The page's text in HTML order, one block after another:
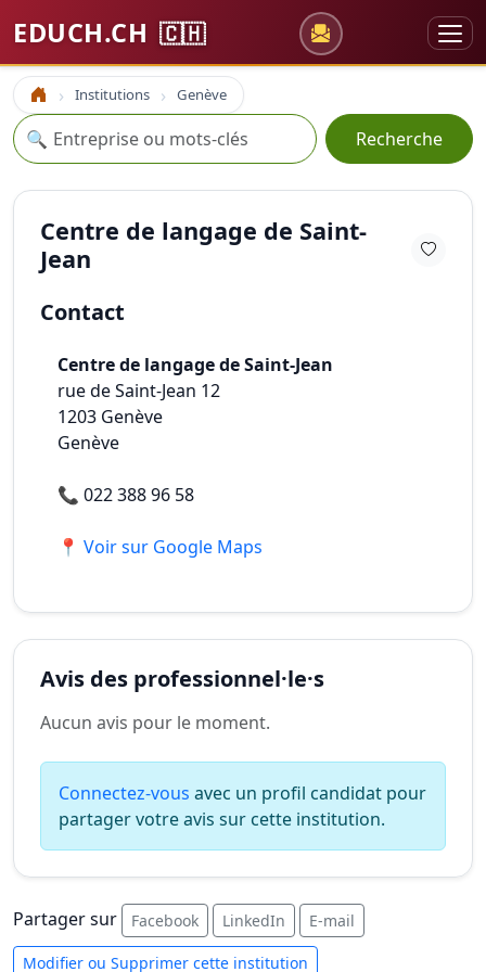
EDUCH.CH 🇨🇭
Accueil Institutions Genève
Recherche
🔍 Recherche
Centre de langage de Saint-
Jean
Contact
Centre de langage de Saint-Jean
rue de Saint-Jean 12
1203 Genève
Genève
📞 022 388 96 58
📍 Voir sur Google Maps
Avis des professionnel·le·s
Aucun avis pour le moment.
Connectez-vous avec un profil candidat pour
partager votre avis sur cette institution.
Partager sur Facebook LinkedIn E-mail
Modifier ou Supprimer cette institution